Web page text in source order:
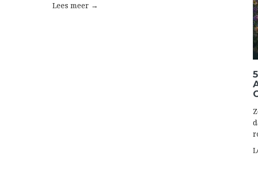
Lees meer →